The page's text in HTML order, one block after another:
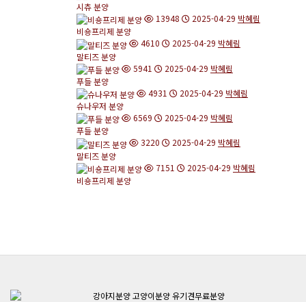
시츄 분양
13948
2025-04-29 박혜림
비숑프리제 분양
4610
2025-04-29 박혜림
말티즈 분양
5941
2025-04-29 박혜림
푸들 분양
4931
2025-04-29 박혜림
슈나우저 분양
6569
2025-04-29 박혜림
푸들 분양
3220
2025-04-29 박혜림
말티즈 분양
7151
2025-04-29 박혜림
비숑프리제 분양